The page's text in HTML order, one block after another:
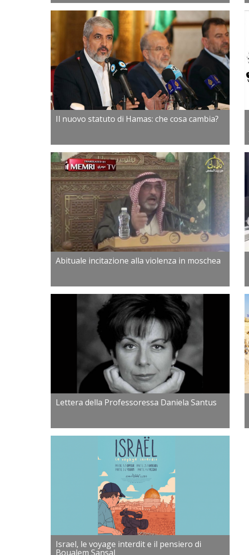
Il nuovo statuto di Hamas: che cosa cambia?
Abituale incitazione alla violenza in moschea
Lettera della Professoressa Daniela Santus
Israel, le voyage interdit e il pensiero di
Boualem Sansal